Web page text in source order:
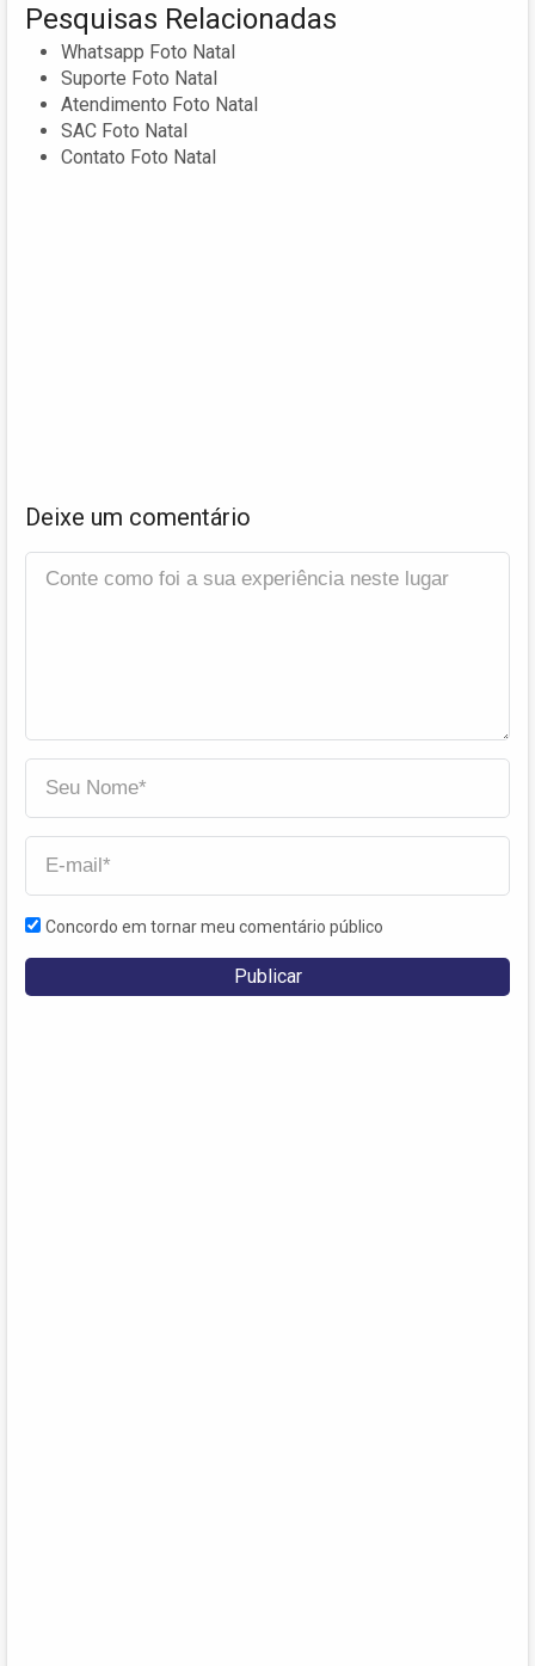
Pesquisas Relacionadas
Whatsapp Foto Natal
Suporte Foto Natal
Atendimento Foto Natal
SAC Foto Natal
Contato Foto Natal
Deixe um comentário
Concordo em tornar meu comentário público